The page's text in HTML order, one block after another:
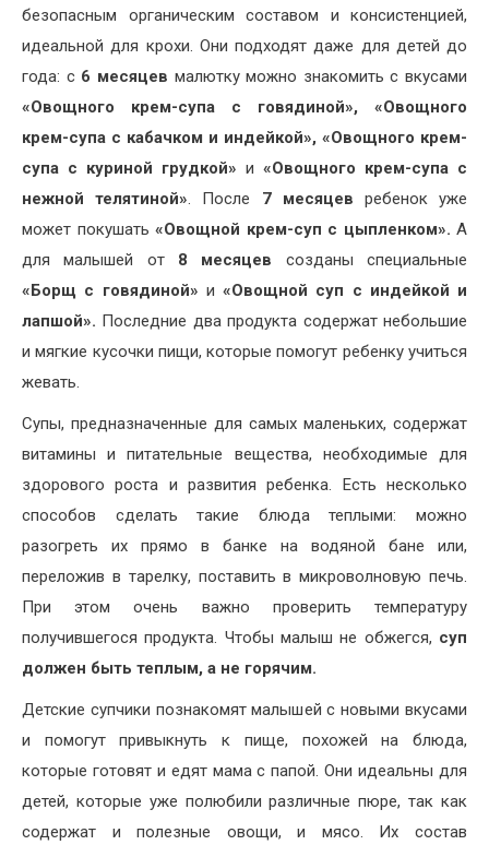
безопасным органическим составом и консистенцией,
идеальной для крохи. Они подходят даже для детей до
года: с6 месяцев малютку можно знакомить с вкусами
«Овощного крем-супа с говядиной», «Овощного
крем-супа с кабачком и индейкой», «Овощного крем-
супа с куриной грудкой» и «Овощного крем-супа с
нежной телятиной». После 7 месяцев ребенок уже
может покушать «Овощной крем-суп с цыпленком». А
для малышей от 8 месяцев созданы специальные
«Борщ с говядиной» и «Овощной суп с индейкой и
лапшой». Последние два продукта содержат небольшие
и мягкие кусочки пищи, которые помогут ребенку учиться
жевать.
Супы, предназначенные для самых маленьких, содержат
витамины и питательные вещества, необходимые для
здорового роста и развития ребенка. Есть несколько
способов сделать такие блюда теплыми: можно
разогреть их прямо в банке на водяной бане или,
переложив в тарелку, поставить в микроволновую печь.
При этом очень важно проверить температуру
получившегося продукта. Чтобы малыш не обжегся, суп
должен быть теплым, а не горячим.
Детские супчики познакомят малышей с новыми вкусами
и помогут привыкнуть к пище, похожей на блюда,
которые готовят и едят мама с папой. Они идеальны для
детей, которые уже полюбили различные пюре, так как
содержат и полезные овощи, и мясо. Их состав